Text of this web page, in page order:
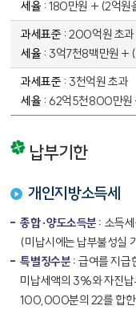
180만원 + (2억원
200억원 초과
3억7천8백만원 +
3천억원 초과
62억5천800만원
납부기한
개인지방소득세
종합·양도소득분 : 소득
(미납시에는 납부불성실
특별징수분 : 급여를 지급
미납세액의 3%와 자진납
100,000분의 22를 합한